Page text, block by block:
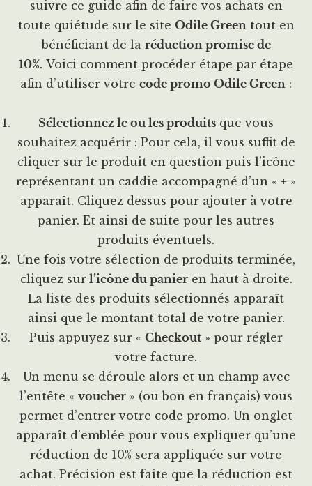
suivre ce guide afin de faire vos achats en
toute quiétude sur le site Odile Greentout en
bénéficiant de la réduction promise de
10%. Voici comment procéder étape par étape
afin d’utiliser votre code promo Odile Green :
Sélectionnez le ou les produits que vous
souhaitez acquérir : Pour cela, il vous suffit de
cliquer sur le produit en question puis l’icône
représentant un caddie accompagné d’un « + »
apparaît. Cliquez dessus pour ajouter à votre
panier. Et ainsi de suite pour les autres
produits éventuels.
Une fois votre sélection de produits terminée,
cliquez surl’icône du panieren haut à droite.
La liste des produits sélectionnés apparaît
ainsi que le montant total de votre panier.
Puis appuyez sur « Checkout » pour régler
votre facture.
Un menu se déroule alors et un champ avec
l’entête « voucher » (ou bon en français) vous
permet d’entrer votre code promo. Un onglet
apparaît d’emblée pour vous expliquer qu’une
réduction de 10% sera appliquée sur votre
achat. Précision est faite que la réduction est